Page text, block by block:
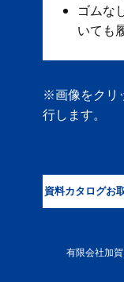
ゴムな
いても
※画像をクリ
行します。
資料カタログお
有限会社加